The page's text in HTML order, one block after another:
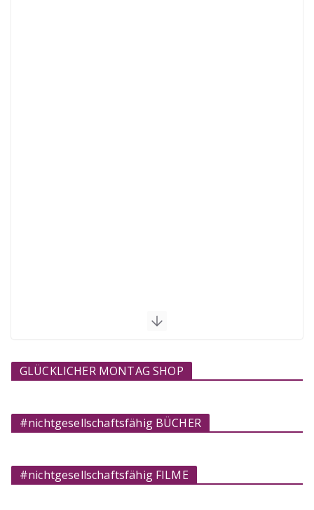
GLÜCKLICHER MONTAG SHOP
#nichtgesellschaftsfähig BÜCHER
#nichtgesellschaftsfähig FILME